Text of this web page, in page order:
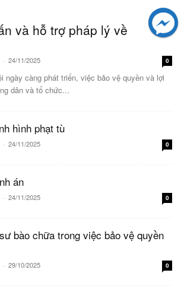
và hỗ trợ pháp lý về
- 24/11/2025 0
ngày càng phát triển, việc bảo vệ quyền và lợi
dân và tổ chức...
hình phạt tù
- 24/11/2025 0
án
- 24/11/2025 0
bào chữa trong việc bảo vệ quyền
- 29/10/2025 0